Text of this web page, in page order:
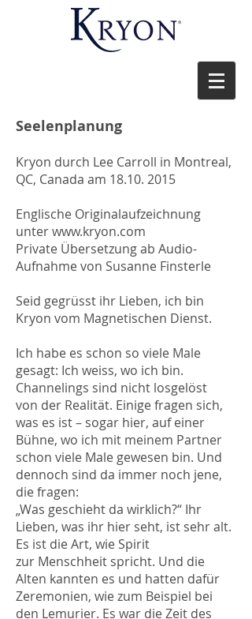
Seelenplanung
Kryon durch Lee Carroll in Montreal,
QC, Canada am 18.10. 2015
Englische Originalaufzeichnung
unter www.kryon.com
Private Übersetzung ab Audio-
Aufnahme von Susanne Finsterle
Seid gegrüsst ihr Lieben, ich bin
Kryon vom Magnetischen Dienst.
Ich habe es schon so viele Male
gesagt: Ich weiss, wo ich bin.
Channelings sind nicht losgelöst
von der Realität. Einige fragen sich,
was es ist – sogar hier, auf einer
Bühne, wo ich mit meinem Partner
schon viele Male gewesen bin. Und
dennoch sind da immer noch jene,
die fragen:
„Was geschieht da wirklich?“ Ihr
Lieben, was ihr hier seht, ist sehr alt.
Es ist die Art, wie Spirit
zur Menschheit spricht. Und die
Alten kannten es und hatten dafür
Zeremonien, wie zum Beispiel bei
den Lemurier. Es war die Zeit des